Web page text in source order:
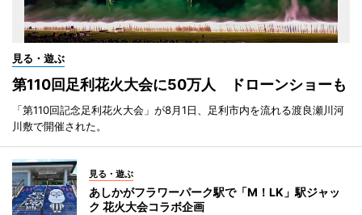
見る・遊ぶ
第110回足利花火大会に50万人 ドローンショーも
「第110回記念足利花火大会」が8月1日、足利市内を流れる渡良瀬川河
川敷で開催された。
見る・遊ぶ
あしかがフラワーパーク駅で「M！LK」駅ジャッ
ク 花火大会コラボ企画